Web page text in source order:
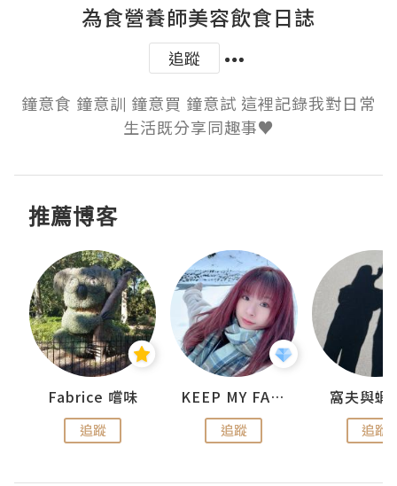
為食營養師美容飲食日誌
追蹤
鐘意食 鐘意訓 鐘意買 鐘意試 這裡記錄我對日常
生活既分享同趣事♥
推薦博客
Fabrice 嚐味
追蹤
KEEP MY FAITH
追蹤
窩夫與蝦
追蹤